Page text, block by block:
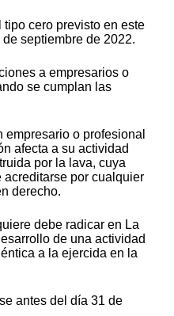
cero previsto en este
septiembre de 2022.
a empresarios o
se cumplan las
o profesional
afecta a su actividad
por la lava, cuya
por cualquier
derecho.
debe radicar en La
de una actividad
a la ejercida en la
antes del día 31 de